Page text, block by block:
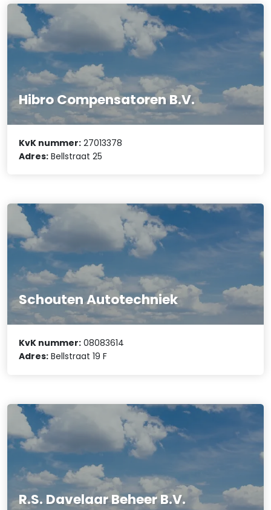
Hibro Compensatoren B.V.
KvK nummer: 27013378
Adres: Bellstraat 25
Schouten Autotechniek
KvK nummer: 08083614
Adres: Bellstraat 19 F
R.S. Davelaar Beheer B.V.